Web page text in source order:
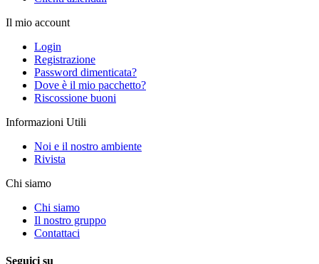
Il mio account
Login
Registrazione
Password dimenticata?
Dove è il mio pacchetto?
Riscossione buoni
Informazioni Utili
Noi e il nostro ambiente
Rivista
Chi siamo
Chi siamo
Il nostro gruppo
Contattaci
Seguici su